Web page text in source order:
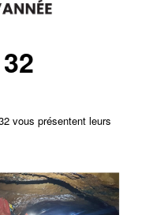
vous présentent leurs